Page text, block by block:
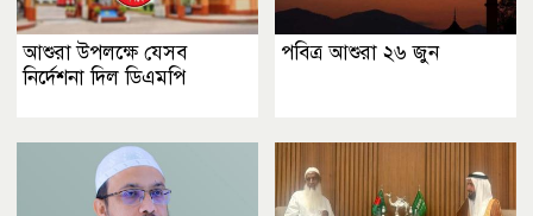
আশুরা উপলক্ষে যেসব
নির্দেশনা দিল ডিএমপি
পবিত্র আশুরা ২৬ জুন